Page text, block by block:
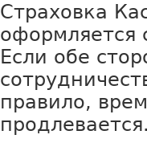
Страховка
оформляется
Если обе
правило,